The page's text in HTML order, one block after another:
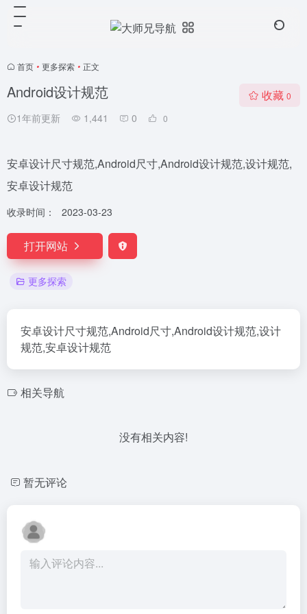
首页 • 更多探索 • 正文
Android设计规范
1年前更新 1,441 0 0
收藏 0
安卓设计尺寸规范,Android尺寸,Android设计规范,设计规范,
安卓设计规范
收录时间： 2023-03-23
打开网站
更多探索
安卓设计尺寸规范,Android尺寸,Android设计规范,设计
规范,安卓设计规范
相关导航
没有相关内容!
暂无评论